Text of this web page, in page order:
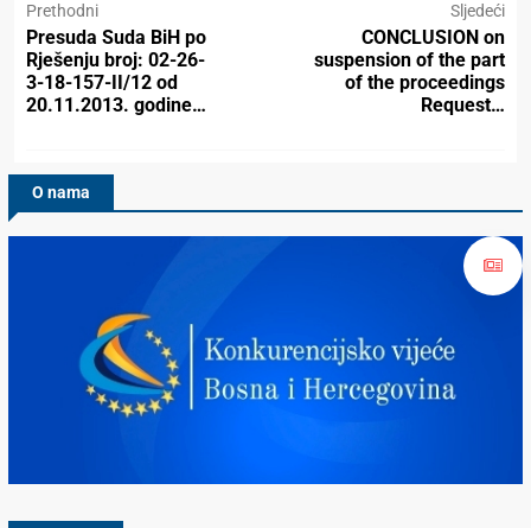
Prethodni
Presuda Suda BiH po
Rješenju broj: 02-26-
3-18-157-II/12 od
20.11.2013. godine…
Sljedeći
CONCLUSION on
suspension of the part
of the proceedings
Request…
O nama